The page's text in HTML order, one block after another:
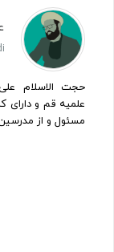
حجت الاسلام
علمیه قم و دارای
مسئول و از